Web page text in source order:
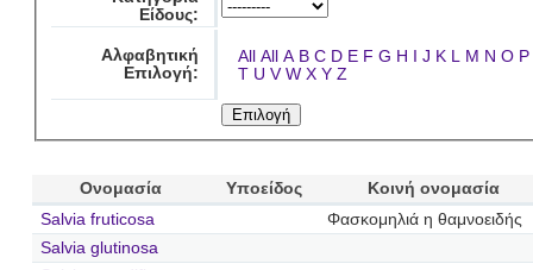
Είδους:
Αλφαβητική
Επιλογή:
All All A B C D E F G H I J K L M N O P
T U V W X Y Z
Ονομασία Υποείδος
Κοινή ονομασία
Salvia fruticosa
Φασκομηλιά η θαμνοειδής
Salvia glutinosa